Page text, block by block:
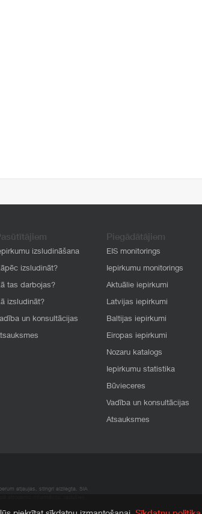
izsludināšana
izsludināt?
tas darbojas?
izsludināt?
un konsultācijas
Piegādātājiem
EIS monitorings
Iepirkumu monitorings
Aktuālie iepirkumi
Latvijas iepirkumi
Baltijas iepirkumi
Eiropas iepirkumi
Nozaru katalogs
Iepirkumu statistika
Būvieceres
Vadība un konsultācijas
Atsauksmes
atļaujas, stingri aizliegta. SIA